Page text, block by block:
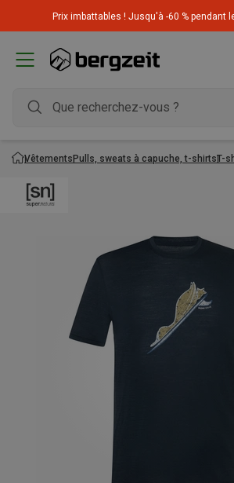
Prix imbattables ! Jusqu'à -60 % pendant
l'article le moins cher! Code
VêtementsPulls, sweats à capuche, t-shirtsT-